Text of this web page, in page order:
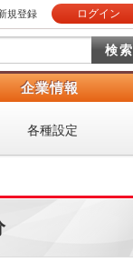
規登録 ログイン
企業情報
各種設定